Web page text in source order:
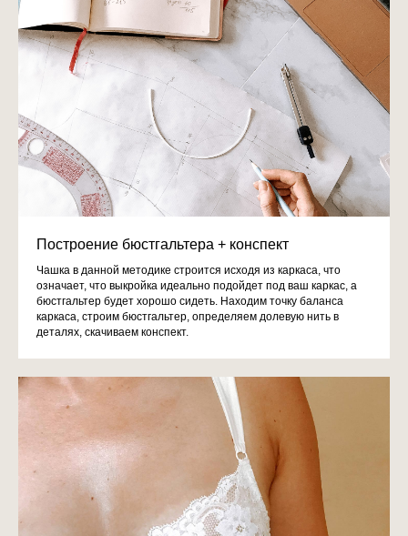
Построение бюстгальтера + конспект
Чашка в данной методике строится исходя из каркаса, что
означает, что выкройка идеально подойдет под ваш каркас, а
бюстгальтер будет хорошо сидеть. Находим точку баланса
каркаса, строим бюстгальтер, определяем долевую нить в
деталях, скачиваем конспект.